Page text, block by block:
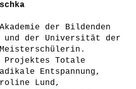
der Bildenden
und der Universität der
Totale
Entspannung,
Lund,